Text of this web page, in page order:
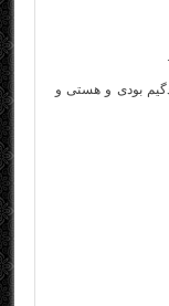
بودی و هستی و